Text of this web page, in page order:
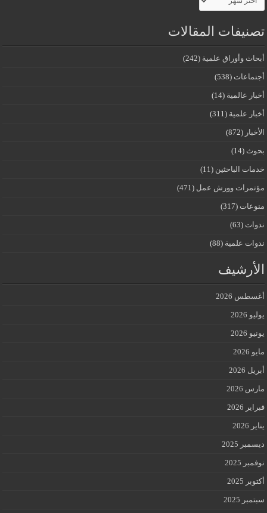
تصنيفات المقالات
أبحاث وأوراق علمية (242)
أجتماعات (538)
أخبار عالمية (14)
أخبار علمية (311)
الأخبار (872)
بحوث (14)
خدمات الباحثين (11)
مؤتمرات وورش عمل (471)
منوعات (317)
ندوات (63)
ندوات علمية (88)
الأرشيف
أغسطس 2026
يوليو 2026
يونيو 2026
مايو 2026
أبريل 2026
مارس 2026
فبراير 2026
يناير 2026
ديسمبر 2025
نوفمبر 2025
أكتوبر 2025
سبتمبر 2025